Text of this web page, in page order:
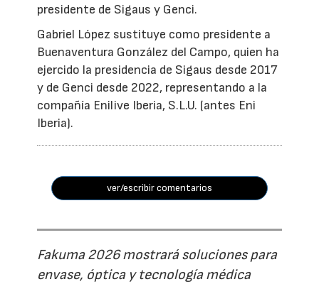
presidente de Sigaus y Genci.
Gabriel López sustituye como presidente a
Buenaventura González del Campo, quien ha
ejercido la presidencia de Sigaus desde 2017
y de Genci desde 2022, representando a la
compañía Enilive Iberia, S.L.U. (antes Eni
Iberia).
ver/escribir comentarios
Fakuma 2026 mostrará soluciones para
envase, óptica y tecnología médica